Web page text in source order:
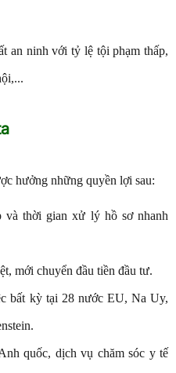
an ninh với tỷ lệ tội phạm thấp,
hưởng những quyền lợi sau:
và thời gian xử lý hồ sơ nhanh
mới chuyển đầu tiền đầu tư.
bất kỳ tại 28 nước EU, Na Uy,
quốc, dịch vụ chăm sóc y tế